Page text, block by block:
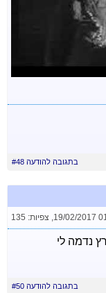
בתגובה להודעה #48
19/02/2017
, צפיות: 135
נדמה לי
בתגובה להודעה #50